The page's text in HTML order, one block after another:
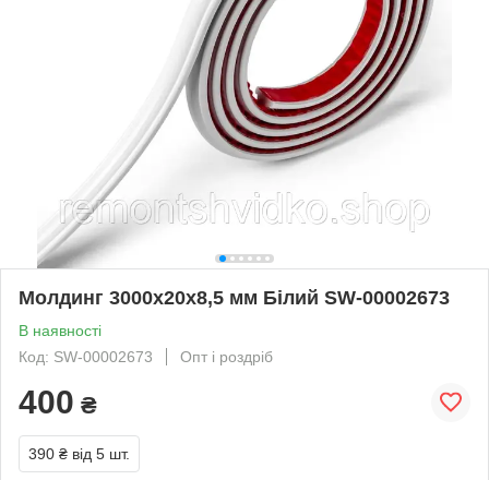
Молдинг 3000х20х8,5 мм Білий SW-00002673
В наявності
Код: SW-00002673
Опт і роздріб
400 ₴
390 ₴ від 5 шт.